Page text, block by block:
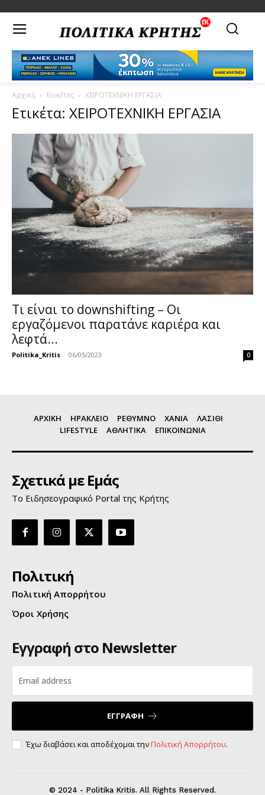
Αρχική Ετικέτες ΧΕΙΡΟΤΕΧΝΙΚΗ ΕΡΓΑΣΙΑ
Ετικέτα: ΧΕΙΡΟΤΕΧΝΙΚΗ ΕΡΓΑΣΙΑ
Τι είναι το downshifting – Οι
εργαζόμενοι παρατάνε καριέρα και
λεφτά...
Politika_Kritis - 06/05/2023 0
ΑΡΧΙΚΗ ΗΡΑΚΛΕΙΟ ΡΕΘΥΜΝΟ ΧΑΝΙΑ
ΛΑΣΙΘΙ
LIFESTYLE
ΑΘΛΗΤΙΚΑ ΕΠΙΚΟΙΝΩΝΙΑ
Σχετικά με Εμάς
Το Ειδησεογραφικό Portal της Κρήτης
Πολιτική
Πολιτική Απορρήτου
Όροι Χρήσης
Εγγραφή στο Newsletter
ΕΓΓΡΑΦΗ
Έχω διαβάσει και αποδέχομαι τηνΠολιτική Απορρήτου.
© 2024 - Politika Kritis. All Rights Reserved.